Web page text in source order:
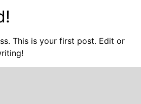
This is your first post. Edit or